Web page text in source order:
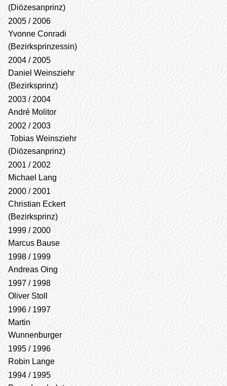
(Diözesanprinz)
2005 / 2006
Yvonne Conradi
(Bezirksprinzessin)
2004 / 2005
Daniel Weinsziehr
(Bezirksprinz)
2003 / 2004
André Molitor
2002 / 2003
Tobias Weinsziehr
(Diözesanprinz)
2001 / 2002
Michael Lang
2000 / 2001
Christian Eckert
(Bezirksprinz)
1999 / 2000
Marcus Bause
1998 / 1999
Andreas Oing
1997 / 1998
Oliver Stoll
1996 / 1997
Martin
Wunnenburger
1995 / 1996
Robin Lange
1994 / 1995